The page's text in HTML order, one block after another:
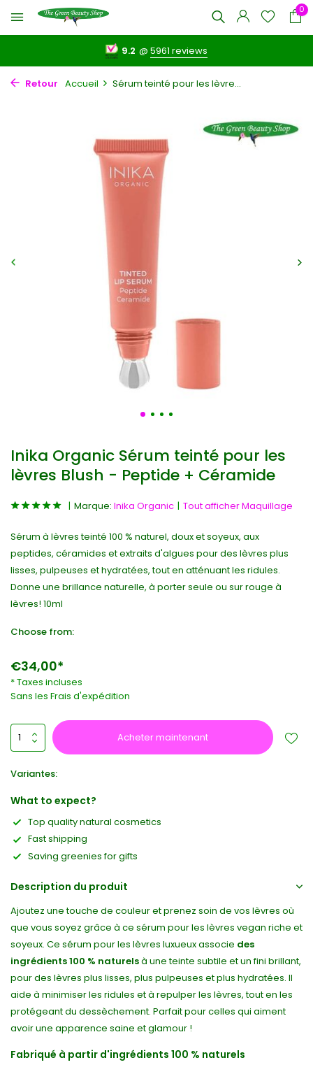
0
9.2 @5961 reviews
Retour Accueil Sérum teinté pour les lèvre...
Inika Organic Sérum teinté pour les
lèvres Blush - Peptide + Céramide
Marque: Inika Organic Tout afficher Maquillage
Sérum à lèvres teinté 100 % naturel, doux et soyeux, aux
peptides, céramides et extraits d'algues pour des lèvres plus
lisses, pulpeuses et hydratées, tout en atténuant les ridules.
Donne une brillance naturelle, à porter seule ou sur rouge à
lèvres! 10ml
Choose from:
€34,00*
* Taxes incluses
Sans les Frais d'expédition
Acheter maintenant
Variantes:
What to expect?
Top quality natural cosmetics
Fast shipping
Saving greenies for gifts
Description du produit
Ajoutez une touche de couleur et prenez soin de vos lèvres où
que vous soyez grâce à ce sérum pour les lèvres vegan riche et
soyeux. Ce sérum pour les lèvres luxueux associe des
ingrédients 100 % naturelsà une teinte subtile et un fini brillant,
pour des lèvres plus lisses, plus pulpeuses et plus hydratées. Il
aide à minimiser les ridules et à repulper les lèvres, tout en les
protégeant du dessèchement. Parfait pour celles qui aiment
avoir une apparence saine et glamour !
Fabriqué à partir d'ingrédients 100 % naturels